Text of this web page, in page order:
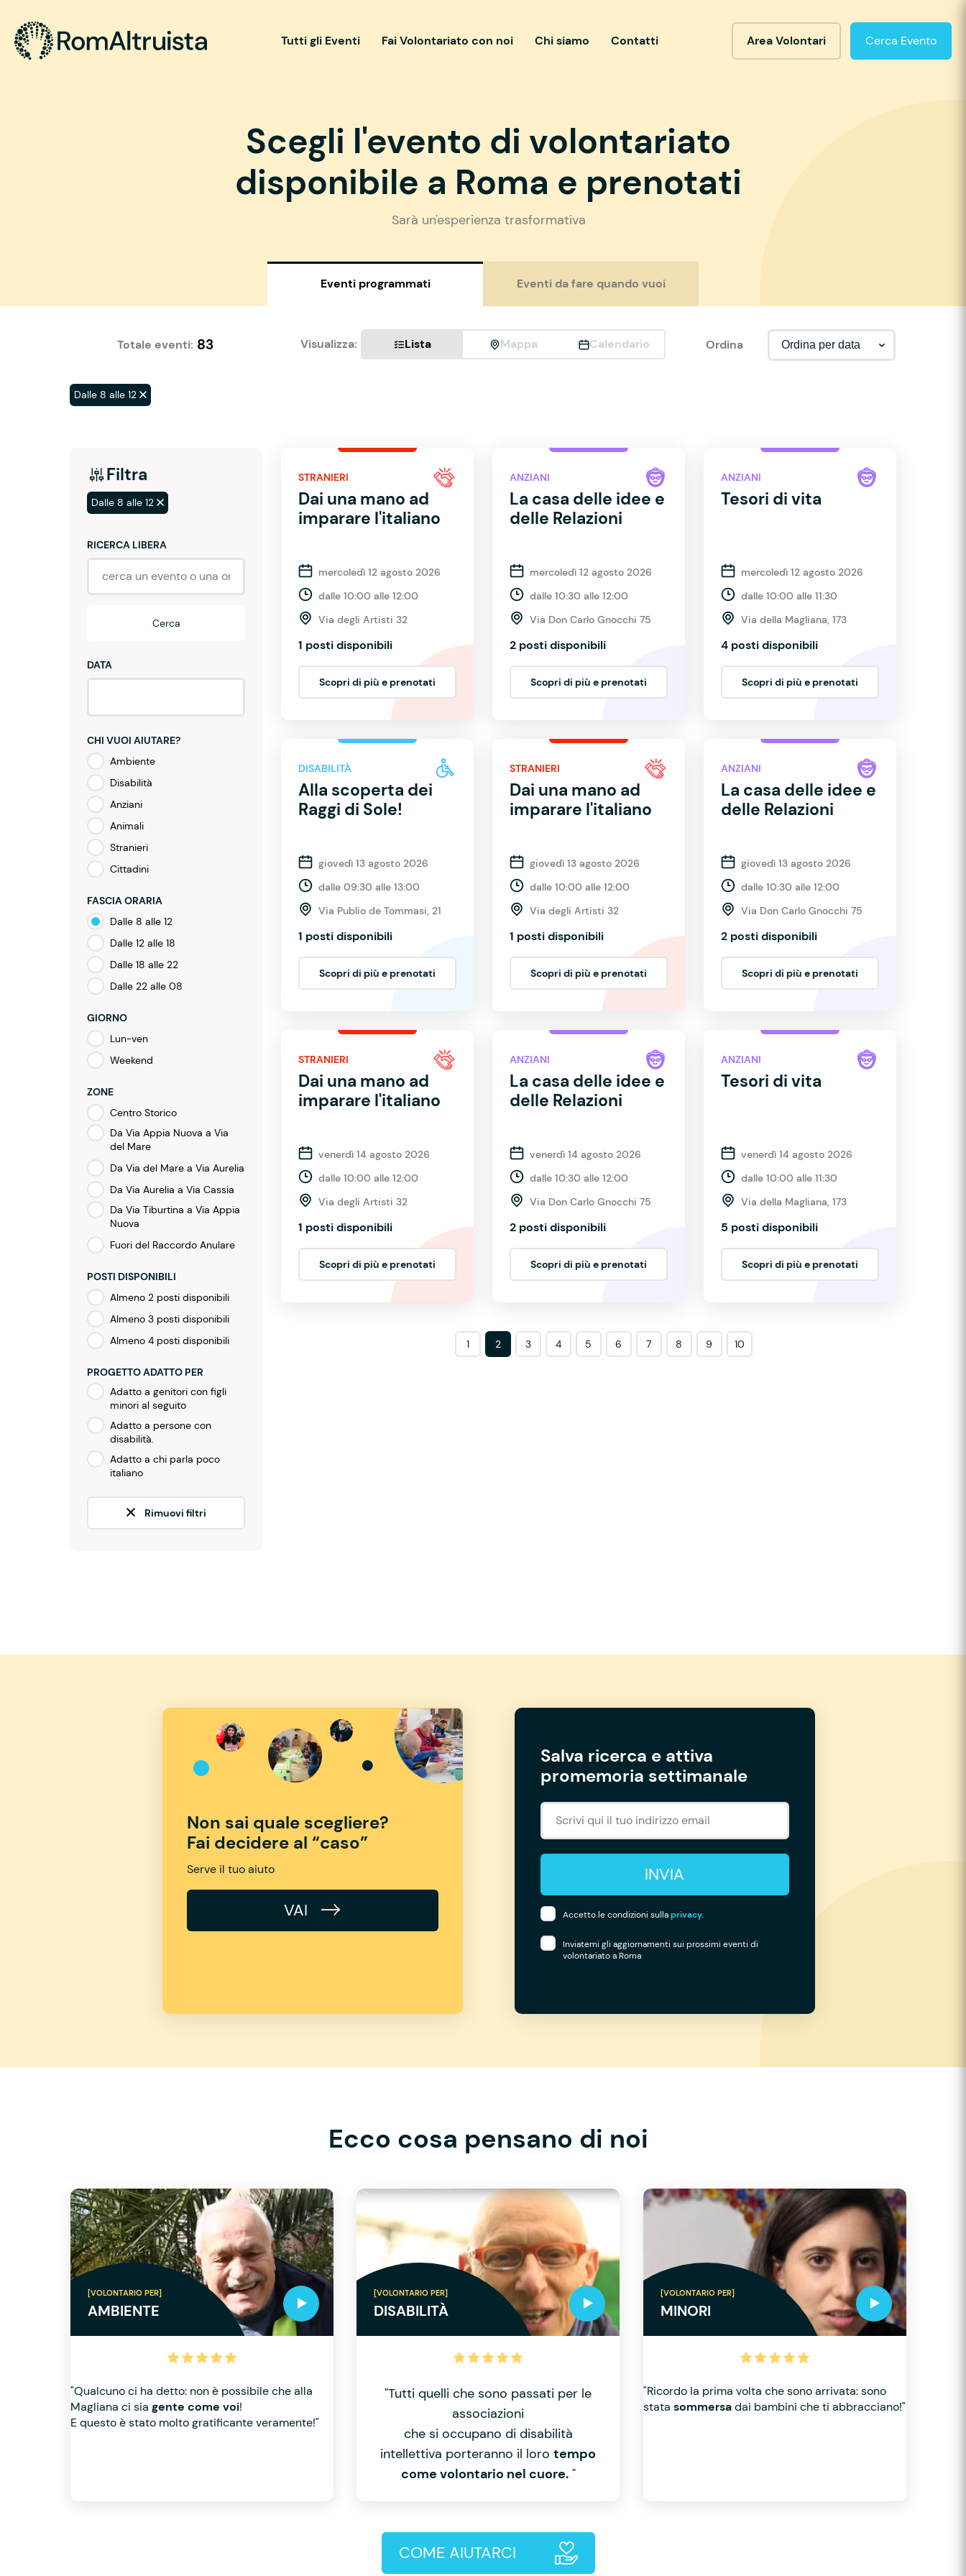
Tutti gli Eventi Fai Volontariato con noi Chi siamo Contatti Area Volontari Cerca Evento
Scegli l'evento di volontariato
disponibile a Roma e prenotati
Sarà un'esperienza trasformativa
Eventi programmati Eventi da fare quando vuoi
Totale eventi: 83 Visualizza: Lista Mappa Calendario Ordina
Dalle 8 alle 12
Filtra
Dalle 8 alle 12
RICERCA LIBERA
Cerca
DATA
CHI VUOI AIUTARE?
Ambiente
Disabilità
Anziani
Animali
Stranieri
Cittadini
FASCIA ORARIA
Dalle 8 alle 12
Dalle 12 alle 18
Dalle 18 alle 22
Dalle 22 alle 08
GIORNO
Lun-ven
Weekend
ZONE
Centro Storico
Da Via Appia Nuova a Via
del Mare
Da Via del Mare a Via Aurelia
Da Via Aurelia a Via Cassia
Da Via Tiburtina a Via Appia
Nuova
Fuori del Raccordo Anulare
POSTI DISPONIBILI
Almeno 2 posti disponibili
Almeno 3 posti disponibili
Almeno 4 posti disponibili
PROGETTO ADATTO PER
Adatto a genitori con figli
minori al seguito
Adatto a persone con
disabilità.
Adatto a chi parla poco
italiano
Rimuovi filtri
STRANIERI
Dai una mano ad
imparare l'italiano
mercoledì 12 agosto 2026
dalle 10:00 alle 12:00
Via degli Artisti 32
1 posti disponibili
Scopri di più e prenotati
ANZIANI
La casa delle idee e
delle Relazioni
mercoledì 12 agosto 2026
dalle 10:30 alle 12:00
Via Don Carlo Gnocchi 75
2 posti disponibili
Scopri di più e prenotati
ANZIANI
Tesori di vita
mercoledì 12 agosto 2026
dalle 10:00 alle 11:30
Via della Magliana, 173
4 posti disponibili
Scopri di più e prenotati
DISABILITÀ
Alla scoperta dei
Raggi di Sole!
giovedì 13 agosto 2026
dalle 09:30 alle 13:00
Via Publio de Tommasi, 21
1 posti disponibili
Scopri di più e prenotati
STRANIERI
Dai una mano ad
imparare l'italiano
giovedì 13 agosto 2026
dalle 10:00 alle 12:00
Via degli Artisti 32
1 posti disponibili
Scopri di più e prenotati
ANZIANI
La casa delle idee e
delle Relazioni
giovedì 13 agosto 2026
dalle 10:30 alle 12:00
Via Don Carlo Gnocchi 75
2 posti disponibili
Scopri di più e prenotati
STRANIERI
Dai una mano ad
imparare l'italiano
venerdì 14 agosto 2026
dalle 10:00 alle 12:00
Via degli Artisti 32
1 posti disponibili
Scopri di più e prenotati
ANZIANI
La casa delle idee e
delle Relazioni
venerdì 14 agosto 2026
dalle 10:30 alle 12:00
Via Don Carlo Gnocchi 75
2 posti disponibili
Scopri di più e prenotati
ANZIANI
Tesori di vita
venerdì 14 agosto 2026
dalle 10:00 alle 11:30
Via della Magliana, 173
5 posti disponibili
Scopri di più e prenotati
1 2 3 4 5 6 7 8 9 10
Non sai quale scegliere?
Fai decidere al “caso”
Serve il tuo aiuto
VAI
Salva ricerca e attiva
promemoria settimanale
INVIA
Accetto le condizioni sullaprivacy.
Inviatemi gli aggiornamenti sui prossimi eventi di
volontariato a Roma
Ecco cosa pensano di noi
[VOLONTARIO PER]
AMBIENTE
"Qualcuno ci ha detto: non è possibile che alla
Magliana ci siagente come voi!
E questo è stato molto gratificante veramente!"
[VOLONTARIO PER]
DISABILITÀ
"Tutti quelli che sono passati per le
associazioni
che si occupano di disabilità
intellettiva porteranno il lorotempo
come volontario nel cuore."
[VOLONTARIO PER]
MINORI
"Ricordo la prima volta che sono arrivata: sono
stata sommersadai bambini che ti abbracciano!"
COME AIUTARCI